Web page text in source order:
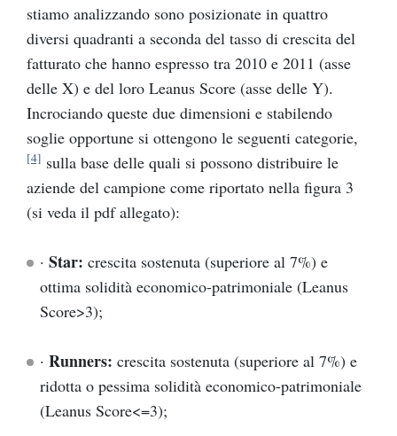
stiamo analizzando sono posizionate in quattro
diversi quadranti a seconda del tasso di crescita del
fatturato che hanno espresso tra 2010 e 2011 (asse
delle X) e del loro Leanus Score (asse delle Y).
Incrociando queste due dimensioni e stabilendo
soglie opportune si ottengono le seguenti categorie,
[4] sulla base delle quali si possono distribuire le
aziende del campione come riportato nella figura 3
(si veda il pdf allegato):
· Star: crescita sostenuta (superiore al 7%) e
ottima solidità economico-patrimoniale (Leanus
Score>3);
· Runners: crescita sostenuta (superiore al 7%) e
ridotta o pessima solidità economico-patrimoniale
(Leanus Score<=3);